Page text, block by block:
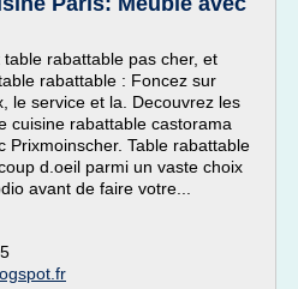
rabattable pas cher, et
rabattable : Foncez sur
le service et la. Decouvrez les
cuisine rabattable castorama
Prixmoinscher. Table rabattable
d.oeil parmi un vaste choix
avant de faire votre...